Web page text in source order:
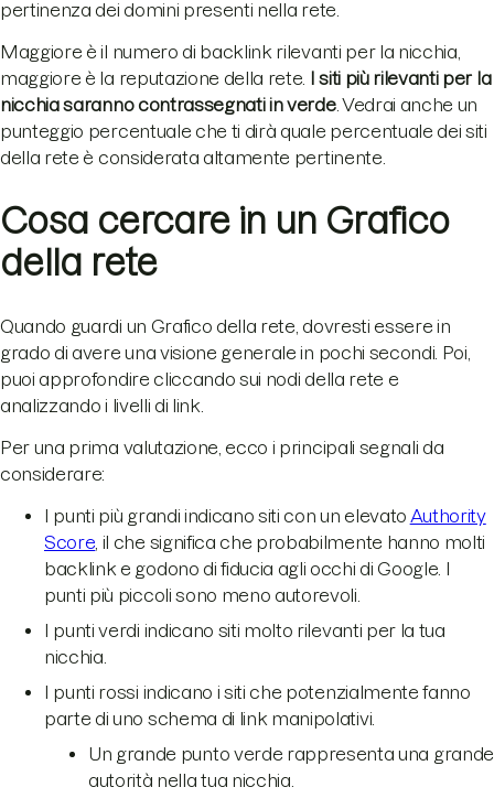
pertinenza dei domini presenti nella rete.
Maggiore è il numero di backlink rilevanti per la nicchia,
maggiore è la reputazione della rete. I siti più rilevanti per la
nicchia saranno contrassegnati in verde. Vedrai anche un
punteggio percentuale che ti dirà quale percentuale dei siti
della rete è considerata altamente pertinente.
Cosa cercare in un Grafico
della rete
Quando guardi un Grafico della rete, dovresti essere in
grado di avere una visione generale in pochi secondi. Poi,
puoi approfondire cliccando sui nodi della rete e
analizzando i livelli di link.
Per una prima valutazione, ecco i principali segnali da
considerare:
I punti più grandi indicano siti con un elevato Authority
Score , il che significa che probabilmente hanno molti
backlink e godono di fiducia agli occhi di Google. I
punti più piccoli sono meno autorevoli.
I punti verdi indicano siti molto rilevanti per la tua
nicchia.
I punti rossi indicano i siti che potenzialmente fanno
parte di uno schema di link manipolativi.
Un grande punto verde rappresenta una grande
autorità nella tua nicchia.